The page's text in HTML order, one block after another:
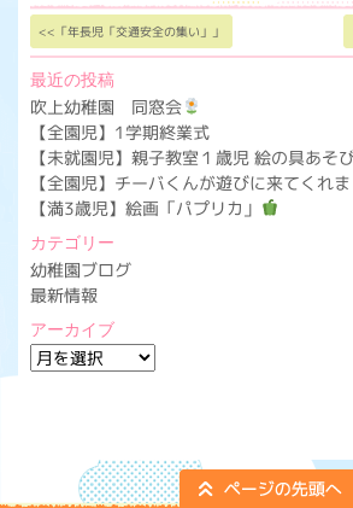
<<「年長児「交通安全の集い」」
最近の投稿
吹上幼稚園 同窓会
【全園児】1学期終業式
【未就園児】親子教室１歳児 絵の具あそ
【全園児】チーバくんが遊びに来てくれ
【満3歳児】絵画「パプリカ」
カテゴリー
幼稚園ブログ
最新情報
アーカイブ
ア